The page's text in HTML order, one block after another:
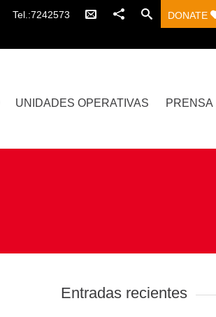
Tel.:7242573 DONATE
UNIDADES OPERATIVAS PRENSA
Entradas recientes